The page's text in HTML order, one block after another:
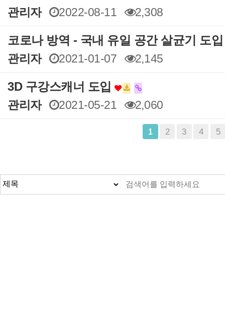
관리자
2022-08-11 2,308
코로나 방역 - 국내 유일 공간 살균기 도
관리자
2021-01-07 2,145
3D 구강스캐너 도입
관리자
2021-05-21 2,060
1 2 3 4 5